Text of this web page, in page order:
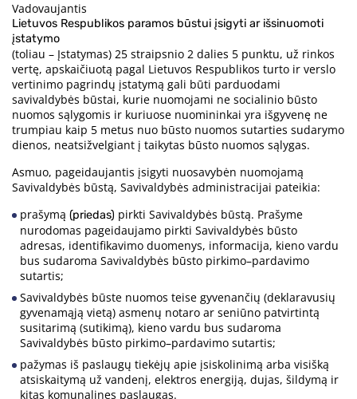
Vadovaujantis
Lietuvos Respublikos paramos būstui įsigyti ar išsinuomoti
įstatymo
(toliau – Įstatymas) 25 straipsnio 2 dalies 5 punktu, už rinkos
vertę, apskaičiuotą pagal Lietuvos Respublikos turto ir verslo
vertinimo pagrindų įstatymą gali būti parduodami
savivaldybės būstai, kurie nuomojami ne socialinio būsto
nuomos sąlygomis ir kuriuose nuomininkai yra išgyvenę ne
trumpiau kaip 5 metus nuo būsto nuomos sutarties sudarymo
dienos, neatsižvelgiant į taikytas būsto nuomos sąlygas.
Asmuo, pageidaujantis įsigyti nuosavybėn nuomojamą
Savivaldybės būstą, Savivaldybės administracijai pateikia:
prašymą (priedas) pirkti Savivaldybės būstą. Prašyme
nurodomas pageidaujamo pirkti Savivaldybės būsto
adresas, identifikavimo duomenys, informacija, kieno vardu
bus sudaroma Savivaldybės būsto pirkimo–pardavimo
sutartis;
Savivaldybės būste nuomos teise gyvenančių (deklaravusių
gyvenamąją vietą) asmenų notaro ar seniūno patvirtintą
susitarimą (sutikimą), kieno vardu bus sudaroma
Savivaldybės būsto pirkimo–pardavimo sutartis;
pažymas iš paslaugų tiekėjų apie įsiskolinimą arba visišką
atsiskaitymą už vandenį, elektros energiją, dujas, šildymą ir
kitas komunalines paslaugas.